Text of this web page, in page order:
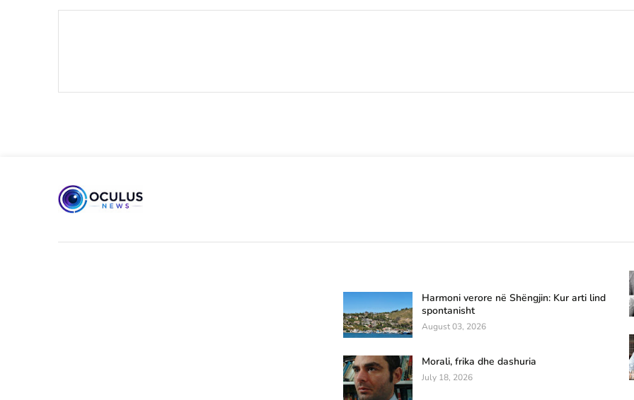
Harmoni verore në Shëngjin: Kur arti lind
spontanisht
August 03, 2026
Morali, frika dhe dashuria
July 18, 2026